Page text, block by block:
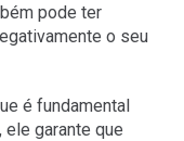
pode ter
o seu
é fundamental
ele garante que